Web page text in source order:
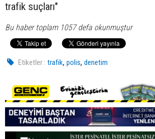
trafik suçları"
Bu haber toplam 1057 defa okunmuştur
Etiketler : trafik,polis,denetim